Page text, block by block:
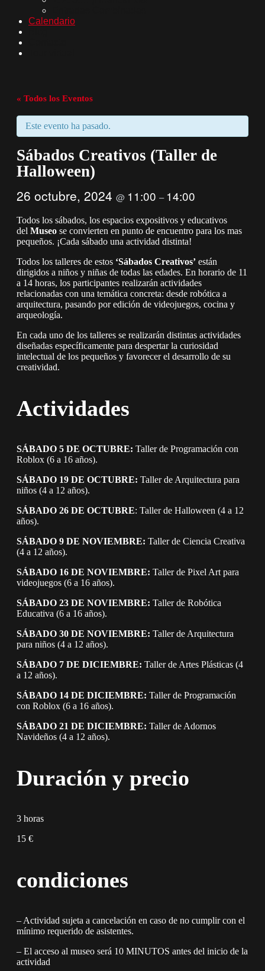
Calendario
« Todos los Eventos
Este evento ha pasado.
Sábados Creativos (Taller de
Halloween)
26 octubre, 2024 @ 11:00 – 14:00
Todos los sábados, los espacios expositivos y educativos
del Museo se convierten en punto de encuentro para los mas
pequeños. ¡Cada sábado una actividad distinta!
Todos los talleres de estos ‘Sábados Creativos’ están
dirigidos a niños y niñas de todas las edades. En horario de 11
a 14 horas, los participantes realizarán actividades
relacionadas con una temática concreta: desde robótica a
arquitectura, pasando por edición de videojuegos, cocina y
arqueología.
En cada uno de los talleres se realizarán distintas actividades
diseñadas específicamente para despertar la curiosidad
intelectual de los pequeños y favorecer el desarrollo de su
creatividad.
Actividades
SÁBADO 5 DE OCTUBRE: Taller de Programación con
Roblox (6 a 16 años).
SÁBADO 19 DE OCTUBRE: Taller de Arquitectura para
niños (4 a 12 años).
SÁBADO 26 DE OCTUBRE: Taller de Halloween (4 a 12
años).
SÁBADO 9 DE NOVIEMBRE: Taller de Ciencia Creativa
(4 a 12 años).
SÁBADO 16 DE NOVIEMBRE: Taller de Pixel Art para
videojuegos (6 a 16 años).
SÁBADO 23 DE NOVIEMBRE: Taller de Robótica
Educativa (6 a 16 años).
SÁBADO 30 DE NOVIEMBRE: Taller de Arquitectura
para niños (4 a 12 años).
SÁBADO 7 DE DICIEMBRE: Taller de Artes Plásticas (4
a 12 años).
SÁBADO 14 DE DICIEMBRE: Taller de Programación
con Roblox (6 a 16 años).
SÁBADO 21 DE DICIEMBRE: Taller de Adornos
Navideños (4 a 12 años).
Duración y precio
3 horas
15 €
condiciones
– Actividad sujeta a cancelación en caso de no cumplir con el
mínimo requerido de asistentes.
– El acceso al museo será 10 MINUTOS antes del inicio de la
actividad